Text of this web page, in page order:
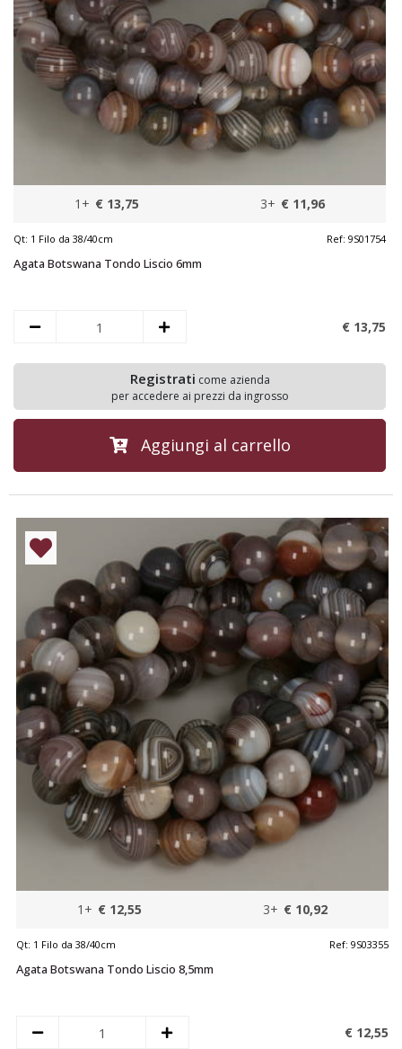
1+ € 13,75 3+ € 11,96
Qt: 1 Filo da 38/40cm Ref: 9S01754
Agata Botswana Tondo Liscio 6mm
€ 13,75
Registrati come azienda
per accedere ai prezzi da ingrosso
Aggiungi al carrello
1+ € 12,55 3+ € 10,92
Qt: 1 Filo da 38/40cm Ref: 9S03355
Agata Botswana Tondo Liscio 8,5mm
€ 12,55